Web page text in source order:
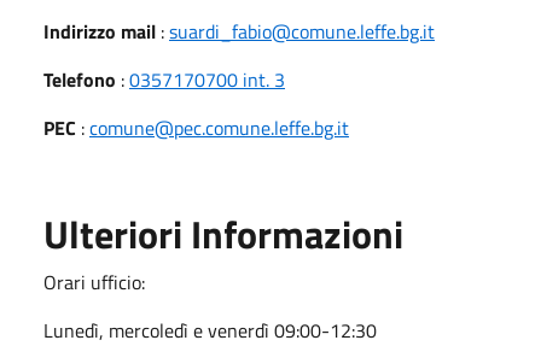
Indirizzo mail :suardi_fabio@comune.leffe.bg.it
Telefono :0357170700 int. 3
PEC :comune@pec.comune.leffe.bg.it
Ulteriori Informazioni
Orari ufficio:
Lunedì, mercoledì e venerdì 09:00-12:30